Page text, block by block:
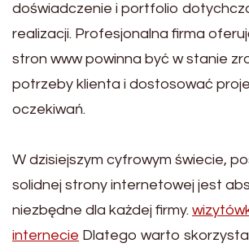
doświadczenie i portfolio
realizacji. Profesjonalna firma
stron www powinna być w stanie
potrzeby klienta i dostosować
oczekiwań.
W dzisiejszym cyfrowym świecie,
solidnej strony internetowej jest
niezbędne dla każdej firmy.
internecie Dlatego warto